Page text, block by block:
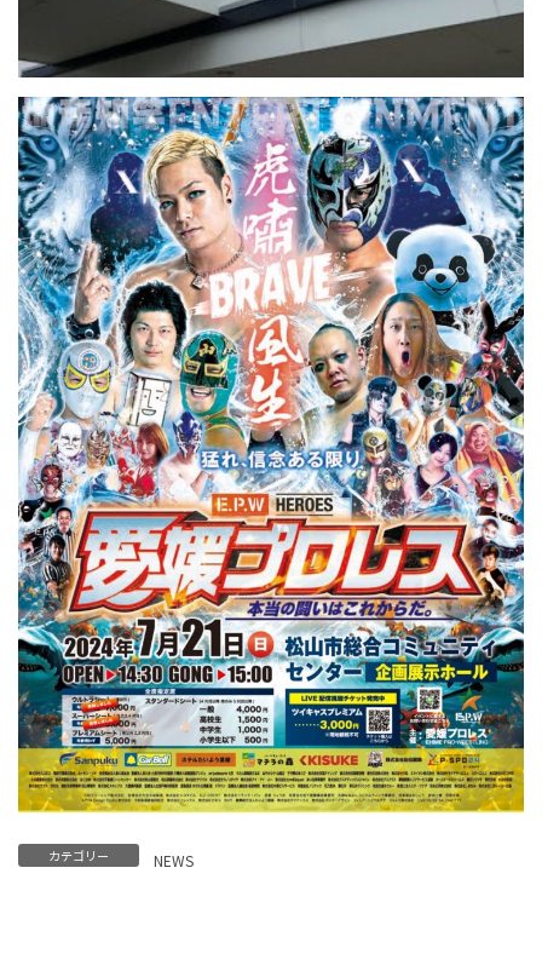
カテゴリー NEWS